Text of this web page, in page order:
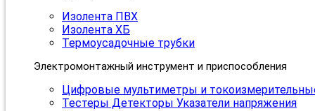
Изолента ПВХ
Изолента ХБ
Термоусадочные трубки
Электромонтажный инструмент и приспособления
Цифровые мультиметры и
Тестеры Детекторы Указатели напряжения